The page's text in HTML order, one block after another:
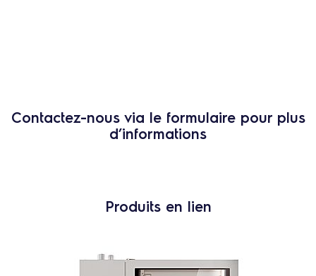
Contactez-nous via le formulaire pour plus
d’informations
Produits en lien